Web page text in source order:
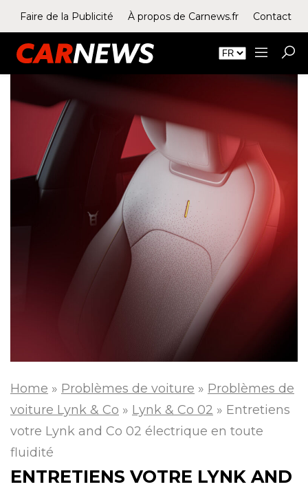
Faire de la Publicité À propos de Carnews.fr Contact
Home » Problèmes de voiture » Problèmes de
voiture Lynk & Co » Lynk & Co 02 » Entretiens
votre Lynk and Co 02 électrique en toute
fluidité
ENTRETIENS VOTRE LYNK AND